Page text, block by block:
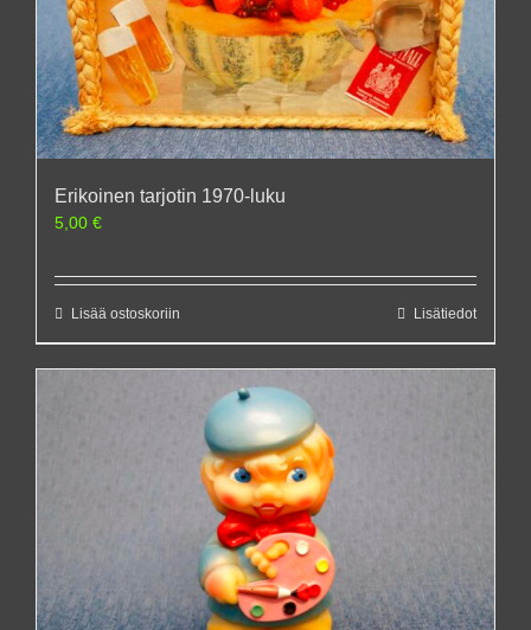
Erikoinen tarjotin 1970-luku
5,00 €
Lisää ostoskoriin Lisätiedot